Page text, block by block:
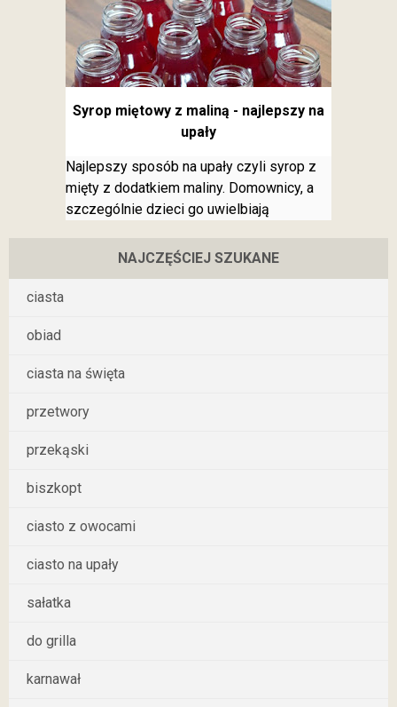
Syrop miętowy z maliną - najlepszy na
upały
Najlepszy sposób na upały czyli syrop z
mięty z dodatkiem maliny. Domownicy, a
szczególnie dzieci go uwielbiają
NAJCZĘŚCIEJ SZUKANE
ciasta
obiad
ciasta na święta
przetwory
przekąski
biszkopt
ciasto z owocami
ciasto na upały
sałatka
do grilla
karnawał